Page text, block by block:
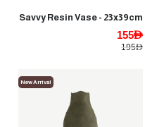
Savvy Resin Vase - 23x39cm
155AED
195AED
New Arrival